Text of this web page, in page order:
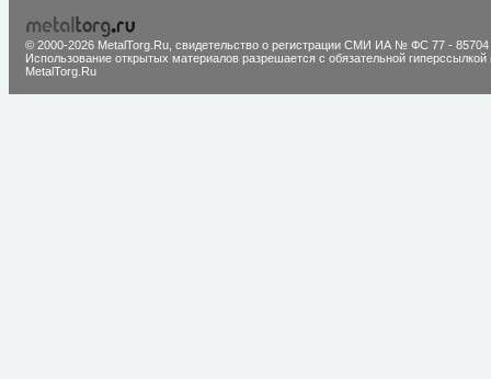
© 2000-2026 MetalTorg.Ru, cвидетельство о регистрации СМИ ИА № ФС 77 - 85704
Использование открытых материалов разрешается с обязательной гиперссылкой
MetalTorg.Ru